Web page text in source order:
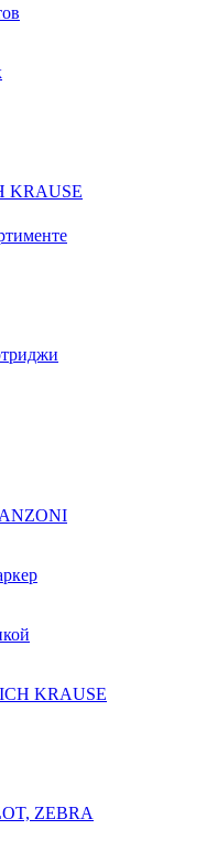
KRAUSE
KRAUSE
ZEBRA